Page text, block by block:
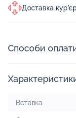
Доставка
Способи
Вставка